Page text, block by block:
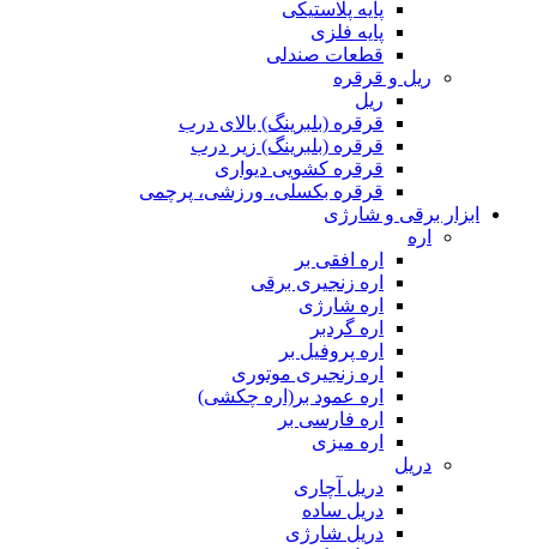
پایه پلاستیکی
پایه فلزی
قطعات صندلی
ریل و قرقره
ریل
قرقره (بلبرینگ) بالای درب
قرقره (بلبرینگ) زیر درب
قرقره کشویی دیواری
قرقره بکسلی، ورزشی، پرچمی
ابزار برقی و شارژی
اره
اره افقی بر
اره زنجیری برقی
اره شارژی
اره گردبر
اره پروفیل بر
اره زنجیری موتوری
اره عمود بر(اره چکشی)
اره فارسی بر
اره میزی
دریل
دریل آچاری
دریل ساده
دریل شارژی